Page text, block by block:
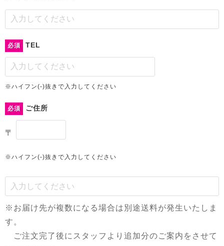
必須 TEL
※ハイフン(-)抜きで入力してください
必須 ご住所
〒
※ハイフン(-)抜きで入力してください
※お届け先が複数になる場合は別途送料が発生いたしま
す。
ご注文完了後にスタッフより追加分のご案内をさせて